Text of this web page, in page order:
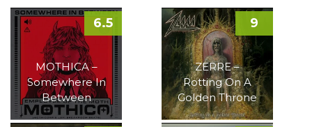
MOTHICA –
Somewhere In
Between
6.5
ZERRE –
Rotting On A
Golden Throne
9